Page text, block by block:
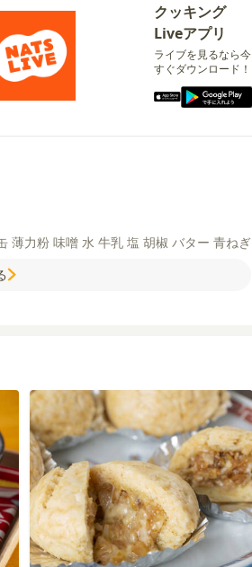
クッキング
Liveアプリ
ライブを見るなら今
すぐダウンロード！
薄力粉 味噌 水 牛乳 塩 胡椒 バター 青ねぎ